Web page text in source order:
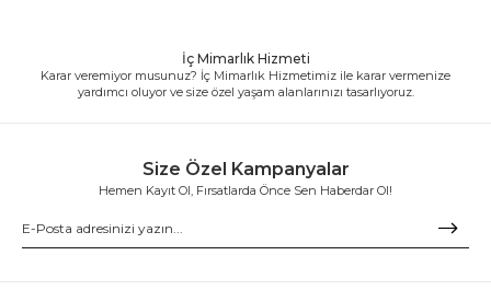
İç Mimarlık Hizmeti
Karar veremiyor musunuz? İç Mimarlık Hizmetimiz ile karar vermenize
yardımcı oluyor ve size özel yaşam alanlarınızı tasarlıyoruz.
Size Özel Kampanyalar
Hemen Kayıt Ol, Fırsatlarda Önce Sen Haberdar Ol!